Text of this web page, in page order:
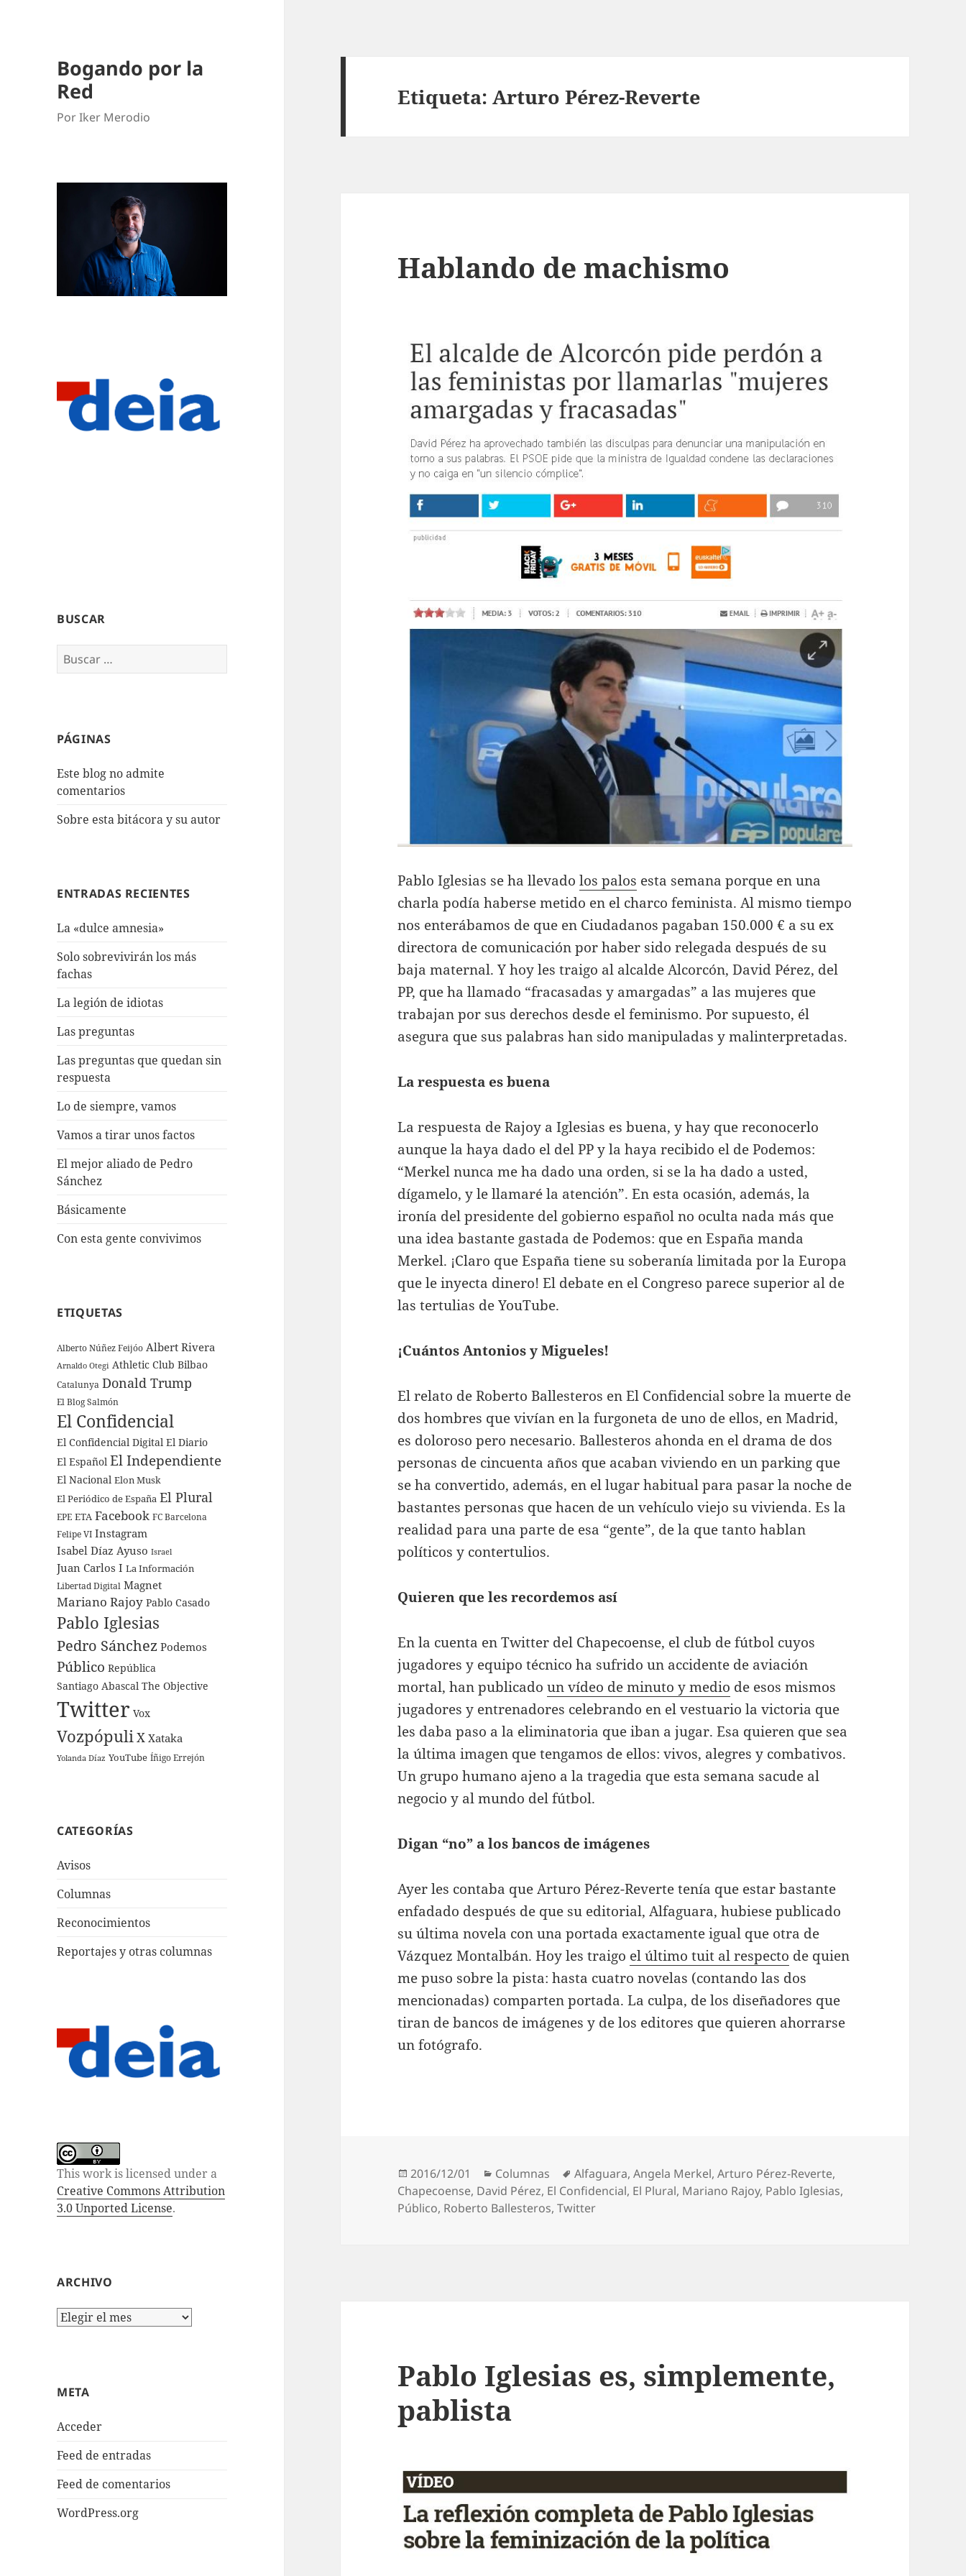
Bogando por la
Red
Por Iker Merodio
BUSCAR
Buscar:
PÁGINAS
Este blog no admite
comentarios
Sobre esta bitácora y su autor
ENTRADAS RECIENTES
La «dulce amnesia»
Solo sobrevivirán los más
fachas
La legión de idiotas
Las preguntas
Las preguntas que quedan sin
respuesta
Lo de siempre, vamos
Vamos a tirar unos factos
El mejor aliado de Pedro
Sánchez
Básicamente
Con esta gente convivimos
ETIQUETAS
Alberto Núñez Feijóo Albert Rivera
Arnaldo Otegi Athletic Club Bilbao
Catalunya Donald Trump
El Blog Salmón
El Confidencial
El Confidencial Digital El Diario
El Español El Independiente
El Nacional Elon Musk
El Periódico de España El Plural
EPE ETA Facebook FC Barcelona
Felipe VI Instagram
Isabel Díaz Ayuso Israel
Juan Carlos I La Información
Libertad Digital Magnet
Mariano Rajoy Pablo Casado
Pablo Iglesias
Pedro Sánchez Podemos
Público República
Santiago Abascal The Objective
Twitter Vox
Vozpópuli X Xataka
Yolanda Díaz YouTube Íñigo Errejón
CATEGORÍAS
Avisos
Columnas
Reconocimientos
Reportajes y otras columnas
This work is licensed under a
Creative Commons Attribution
3.0 Unported License.
ARCHIVO
Archivo
META
Acceder
Feed de entradas
Feed de comentarios
WordPress.org
Etiqueta:Arturo Pérez-Reverte
Hablando de machismo
Pablo Iglesias se ha llevadolos palos esta semana porque en una
charla podía haberse metido en el charco feminista. Al mismo tiempo
nos enterábamos de que en Ciudadanos pagaban 150.000 € a su ex
directora de comunicación por haber sido relegada después de su
baja maternal. Y hoy les traigo al alcalde Alcorcón, David Pérez, del
PP, que ha llamado “fracasadas y amargadas” a las mujeres que
trabajan por sus derechos desde el feminismo. Por supuesto, él
asegura que sus palabras han sido manipuladas y malinterpretadas.
La respuesta es buena
La respuesta de Rajoy a Iglesias es buena, y hay que reconocerlo
aunque la haya dado el del PP y la haya recibido el de Podemos:
“Merkel nunca me ha dado una orden, si se la ha dado a usted,
dígamelo, y le llamaré la atención”. En esta ocasión, además, la
ironía del presidente del gobierno español no oculta nada más que
una idea bastante gastada de Podemos: que en España manda
Merkel. ¡Claro que España tiene su soberanía limitada por la Europa
que le inyecta dinero! El debate en el Congreso parece superior al de
las tertulias de YouTube.
¡Cuántos Antonios y Migueles!
El relato de Roberto Ballesteros en El Confidencial sobre la muerte de
dos hombres que vivían en la furgoneta de uno de ellos, en Madrid,
es doloroso pero necesario. Ballesteros ahonda en el drama de dos
personas de cincuenta años que acaban viviendo en un parking que
se ha convertido, además, en el lugar habitual para pasar la noche de
bastantes personas que hacen de un vehículo viejo su vivienda. Es la
realidad para una parte de esa “gente”, de la que tanto hablan
políticos y contertulios.
Quieren que les recordemos así
En la cuenta en Twitter del Chapecoense, el club de fútbol cuyos
jugadores y equipo técnico ha sufrido un accidente de aviación
mortal, han publicadoun vídeo de minuto y medio de esos mismos
jugadores y entrenadores celebrando en el vestuario la victoria que
les daba paso a la eliminatoria que iban a jugar. Esa quieren que sea
la última imagen que tengamos de ellos: vivos, alegres y combativos.
Un grupo humano ajeno a la tragedia que esta semana sacude al
negocio y al mundo del fútbol.
Digan “no” a los bancos de imágenes
Ayer les contaba que Arturo Pérez-Reverte tenía que estar bastante
enfadado después de que su editorial, Alfaguara, hubiese publicado
su última novela con una portada exactamente igual que otra de
Vázquez Montalbán. Hoy les traigo el último tuit al respecto de quien
me puso sobre la pista: hasta cuatro novelas (contando las dos
mencionadas) comparten portada. La culpa, de los diseñadores que
tiran de bancos de imágenes y de los editores que quieren ahorrarse
un fotógrafo.
Publicado
el
2016/12/01 Categorías
Columnas Etiquetas
Alfaguara,Angela Merkel,Arturo Pérez-Reverte,
Chapecoense, David Pérez, El Confidencial, El Plural, Mariano Rajoy, Pablo Iglesias,
Público, Roberto Ballesteros,Twitter
Pablo Iglesias es, simplemente,
pablista